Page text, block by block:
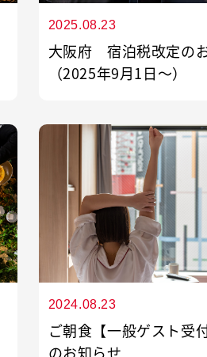
2025.08.23
大阪府 宿泊税改定の
（2025年9月1日～）
2024.08.23
ご朝食【一般ゲスト受
のお知らせ